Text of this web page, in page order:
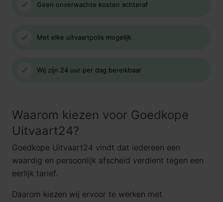
Geen onverwachte kosten achteraf
Met elke uitvaartpolis mogelijk
Wij zijn 24 uur per dag bereikbaar
Waarom kiezen voor Goedkope
Uitvaart24?
Goedkope Uitvaart24 vindt dat iedereen een
waardig en persoonlijk afscheid verdient tegen een
eerlijk tarief.
Daarom kiezen wij ervoor te werken met